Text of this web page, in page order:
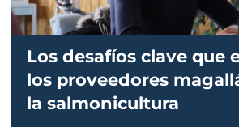
Los desafíos clave que
los proveedores
la salmonicultura